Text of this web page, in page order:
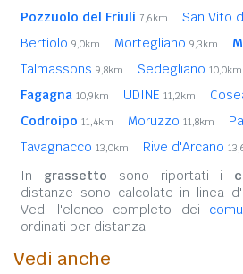
Pozzuolo del Friuli 7,6km San Vito
Bertiolo 9,0km Mortegliano 9,3km
Talmassons 9,8km Sedegliano 10,0km
Fagagna 10,9km UDINE 11,2km
Codroipo 11,4km Moruzzo 11,8km
Tavagnacco 13,0km Rive d'Arcano
In grassetto sono riportati i
distanze sono calcolate in linea
Vedi l'elenco completo dei
ordinati per distanza.
Vedi anche